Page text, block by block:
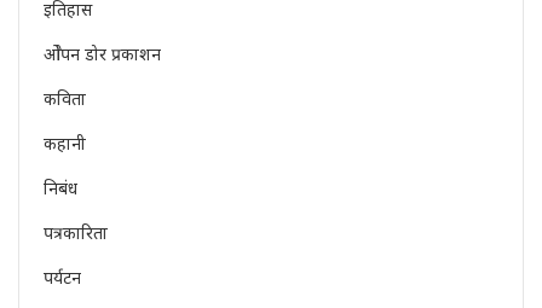
इतिहास
ओेपन डोर प्रकाशन
कविता
कहानी
निबंध
पत्रकारिता
पर्यटन